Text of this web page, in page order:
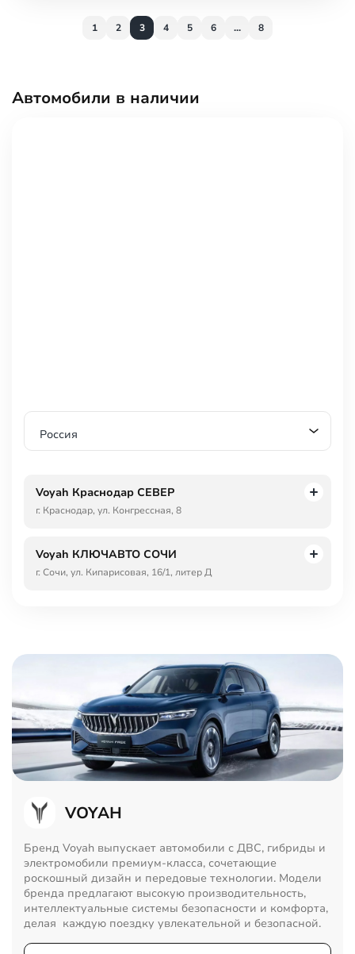
1 2 3 4 5 6 ... 8
Автомобили в наличии
Россия
Voyah Краснодар СЕВЕР
г. Краснодар, ул. Конгрессная, 8
Voyah КЛЮЧАВТО СОЧИ
г. Сочи, ул. Кипарисовая, 16/1, литер Д
VOYAH
Бренд Voyah выпускает автомобили с ДВС, гибриды и
электромобили премиум-класса, сочетающие
роскошный дизайн и передовые технологии. Модели
бренда предлагают высокую производительность,
интеллектуальные системы безопасности и комфорта,
делая каждую поездку увлекательной и безопасной.